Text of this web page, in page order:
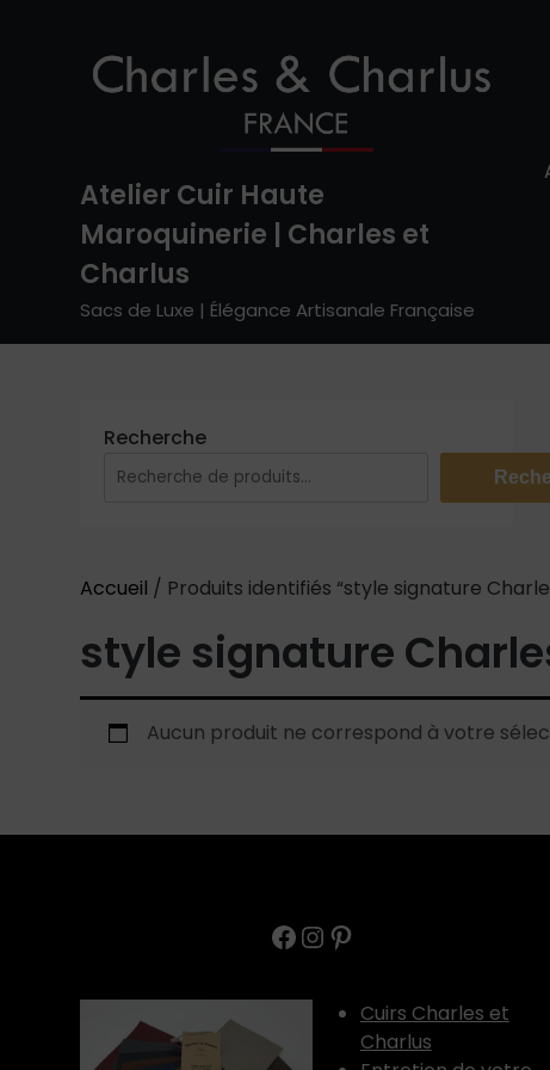
Atelier Cuir Haute
Maroquinerie | Charles et
Charlus
Sacs de Luxe | Élégance Artisanale Française
Recherche
Accueil / Produits identifiés “style signature
style signature
Aucun produit ne correspond à votre
Facebook
Instagram
Pinterest
Cuirs Charles et
Charlus